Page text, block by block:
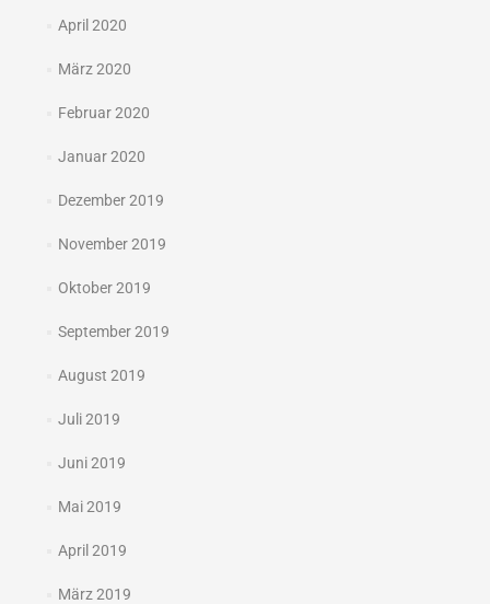
April 2020
März 2020
Februar 2020
Januar 2020
Dezember 2019
November 2019
Oktober 2019
September 2019
August 2019
Juli 2019
Juni 2019
Mai 2019
April 2019
März 2019